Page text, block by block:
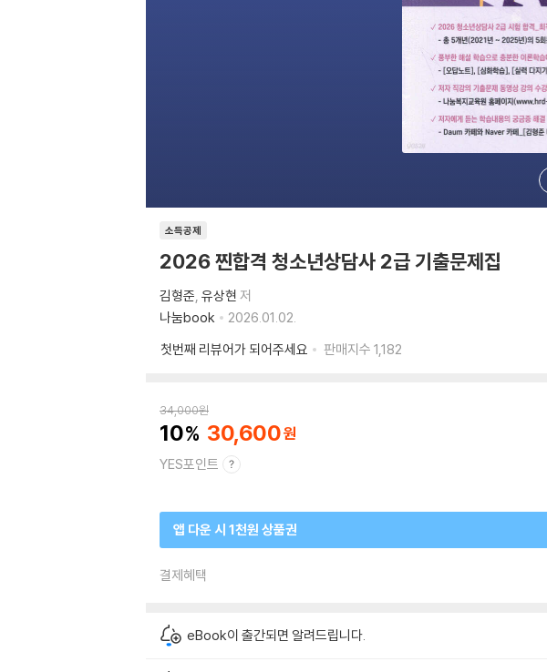
소득공제
2026 찐합격 청소년상담사 2급 기출문제집
김형준 유상현 저
나눔book
2026.01.02.
첫번째 리뷰어가 되어주세요
판매지수 1,182
34,000원
10 30,600
YES포인트
앱 다운 시 1천원 상품권
결제혜택
eBook이 출간되면 알려드립니다.